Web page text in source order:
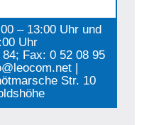
– 13:00 Uhr und
Uhr
Fax: 0 52 08 95
|
Str. 10